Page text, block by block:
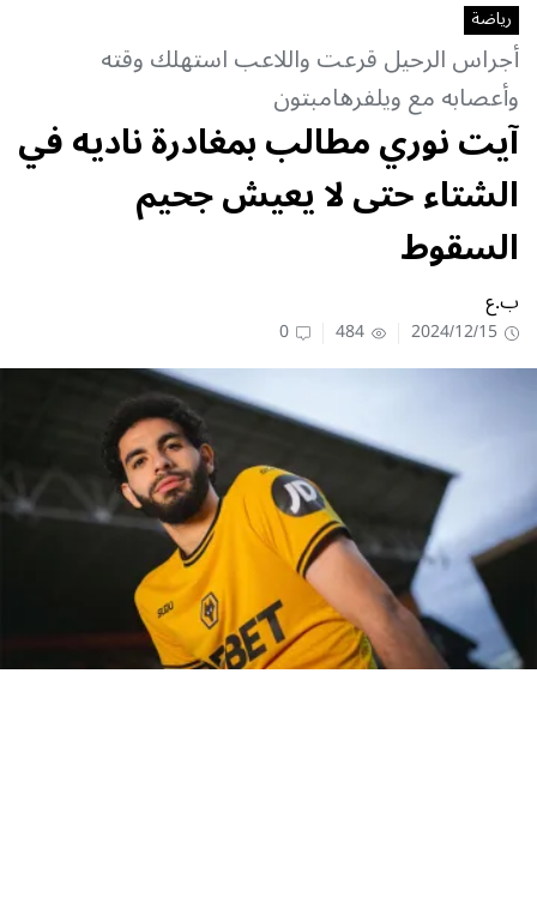
رياضة
أجراس الرحيل قرعت واللاعب استهلك وقته
وأعصابه مع ويلفرهامبتون
آيت نوري مطالب بمغادرة ناديه في
الشتاء حتى لا يعيش جحيم
السقوط
ب.ع
2024/12/15
484
0